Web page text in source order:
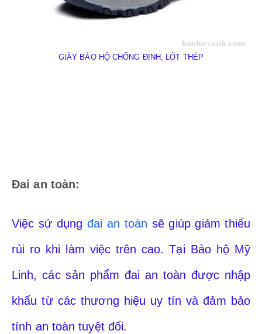
GIÀY BẢO HỘ CHỐNG ĐINH, LÓT THÉP
Đai an toàn:
Việc sử dụng đai an toàn sẽ giúp giảm thiểu
rủi ro khi làm việc trên cao. Tại Bảo hộ Mỹ
Linh, các sản phẩm đai an toàn được nhập
khẩu từ các thương hiệu uy tín và đảm bảo
tính an toàn tuyệt đối.